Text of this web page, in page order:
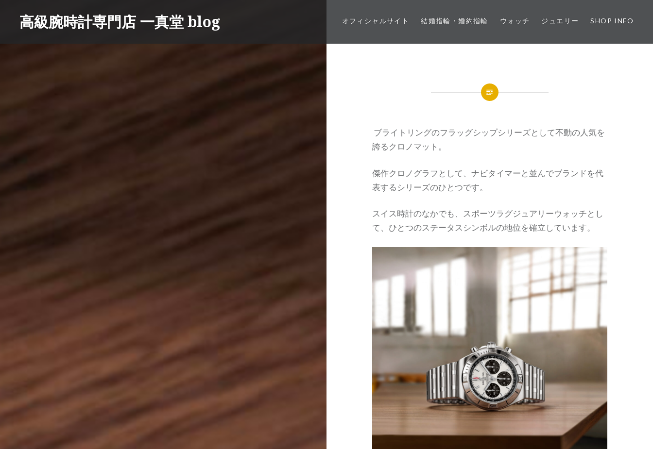
高級腕時計専門店 一真堂 blog オフィシャルサイト 結婚指輪・婚約指輪 ウォッチ ジュエリー SHOP INFO
ブライトリングのフラッグシップシリーズとして不動の人気を
誇るクロノマット。
傑作クロノグラフとして、ナビタイマーと並んでブランドを代
表するシリーズのひとつです。
スイス時計のなかでも、スポーツラグジュアリーウォッチとし
て、ひとつのステータスシンボルの地位を確立しています。